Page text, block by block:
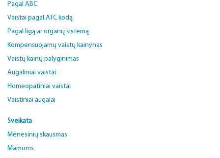
Pagal ABC
Vaistai pagal ATC kodą
Pagal ligą ar organų sistemą
Kompensuojamų vaistų kainynas
Vaistų kainų palyginimas
Augaliniai vaistai
Homeopatiniai vaistai
Vaistiniai augalai
Sveikata
Mėnesinių skausmas
Mamoms